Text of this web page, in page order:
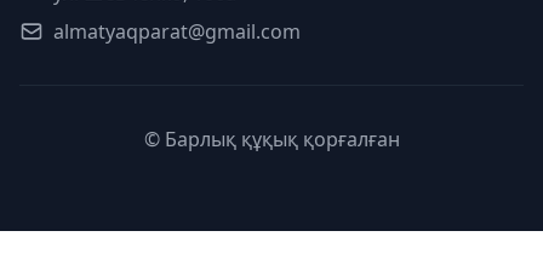
almatyaqparat@gmail.com
© Барлық құқық қорғалған